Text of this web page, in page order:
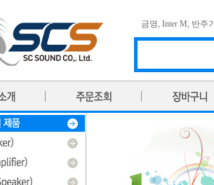
금영, Inter M, 반주기